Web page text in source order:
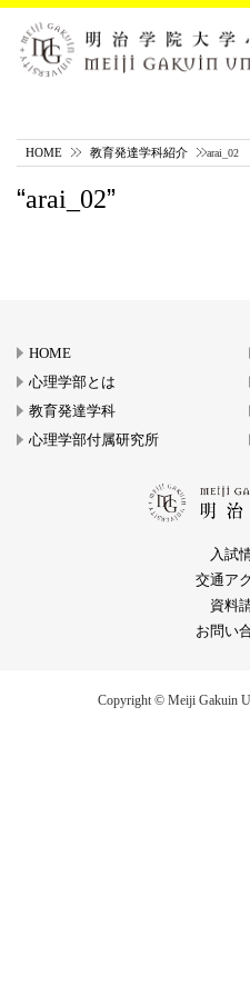
HOME 教育発達学科紹介 arai_02
arai_02
HOME
心理学部とは
教育発達学科
心理学部付属研究所
入試
交通ア
資料
お問い
Copyright © Meiji Gakuin